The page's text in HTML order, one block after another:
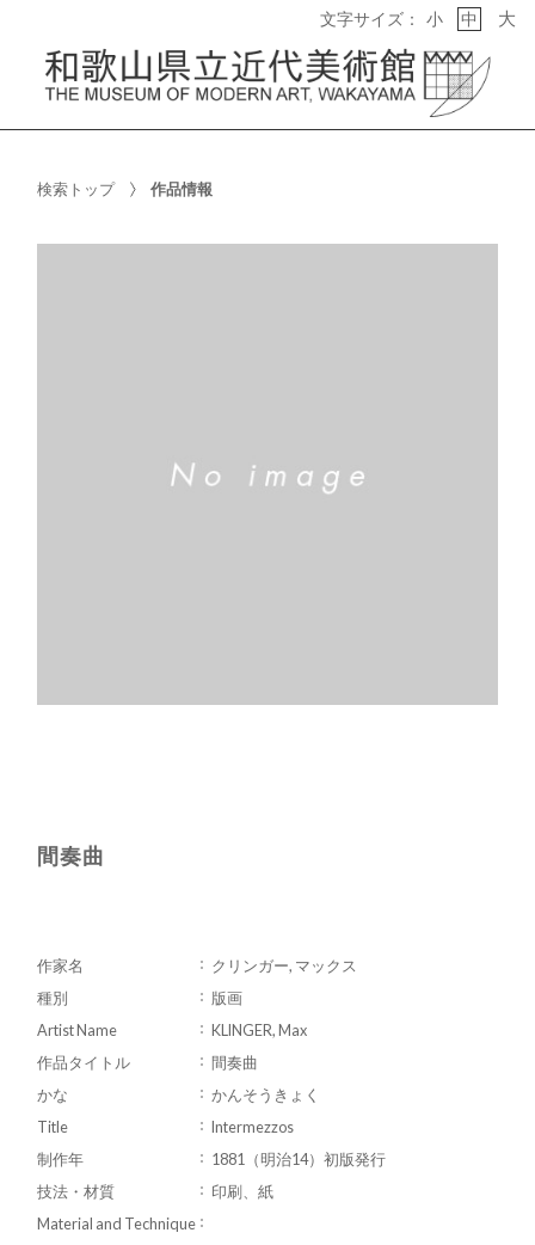
文字サイズ： 小 中 大
検索トップ 作品情報
間奏曲
作家名
クリンガー, マックス
種別
版画
Artist Name
KLINGER, Max
作品タイトル
間奏曲
かな
かんそうきょく
Title
Intermezzos
制作年
1881（明治14）初版発行
技法・材質
印刷、紙
Material and Technique